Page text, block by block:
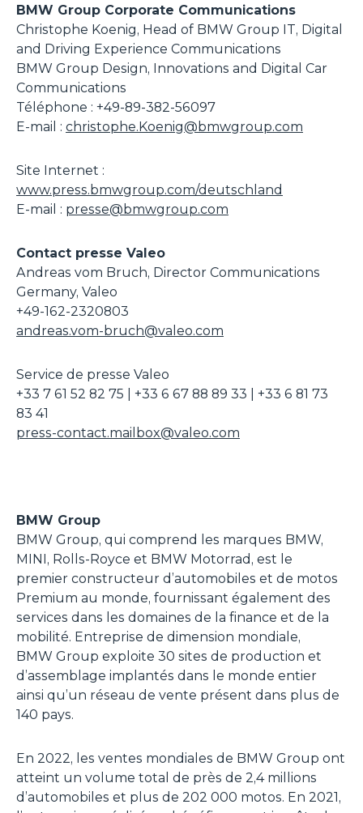
BMW Group Corporate Communications
Christophe Koenig, Head of BMW Group IT, Digital
and Driving Experience Communications
BMW Group Design, Innovations and Digital Car
Communications
Téléphone : +49-89-382-56097
E-mail : christophe.Koenig@bmwgroup.com
Site Internet :
www.press.bmwgroup.com/deutschland
E-mail : presse@bmwgroup.com
Contact presse Valeo
Andreas vom Bruch, Director Communications
Germany, Valeo
+49-162-2320803
andreas.vom-bruch@valeo.com
Service de presse Valeo
+33 7 61 52 82 75 | +33 6 67 88 89 33 | +33 6 81 73
83 41
press-contact.mailbox@valeo.com
BMW Group
BMW Group, qui comprend les marques BMW,
MINI, Rolls-Royce et BMW Motorrad, est le
premier constructeur d’automobiles et de motos
Premium au monde, fournissant également des
services dans les domaines de la finance et de la
mobilité. Entreprise de dimension mondiale,
BMW Group exploite 30 sites de production et
d’assemblage implantés dans le monde entier
ainsi qu’un réseau de vente présent dans plus de
140 pays.
En 2022, les ventes mondiales de BMW Group ont
atteint un volume total de près de 2,4 millions
d’automobiles et plus de 202 000 motos. En 2021,